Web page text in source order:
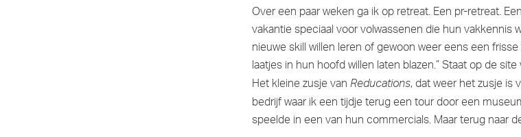
Over een paar weken ga ik op retreat. Een pr-retreat.
vakantie speciaal voor volwassenen die hun vakkennis
nieuwe skill willen leren of gewoon weer eens een
laatjes in hun hoofd willen laten blazen.” Staat op de site
Het kleine zusje vanReducations, dat weer het zusje is
bedrijf waar ik een tijdje terug een tour door een
speelde in een van hun commercials. Maar terug naar